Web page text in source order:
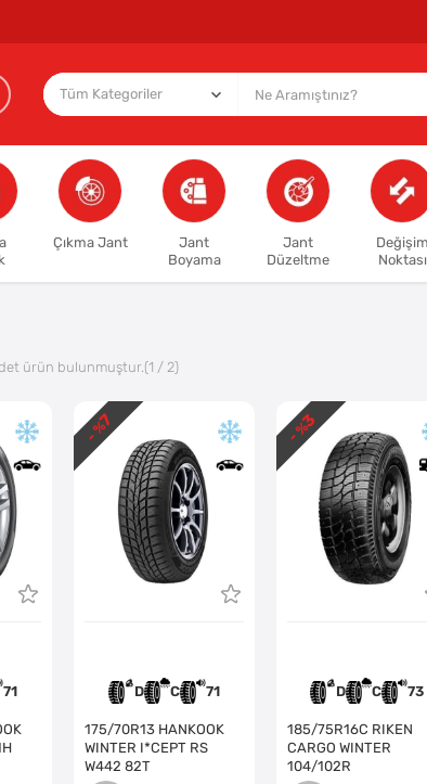
Çıkma Jant
Jant
Boyama
Jant
Düzeltme
Değişim
Noktası
ürün bulunmuştur.(1 / 2)
71 D C 71
175/70R13 HANKOOK
WINTER I*CEPT RS
W442 82T
- %
7
D C 73
185/75R16C RIKEN
CARGO WINTER
104/102R
- %
3